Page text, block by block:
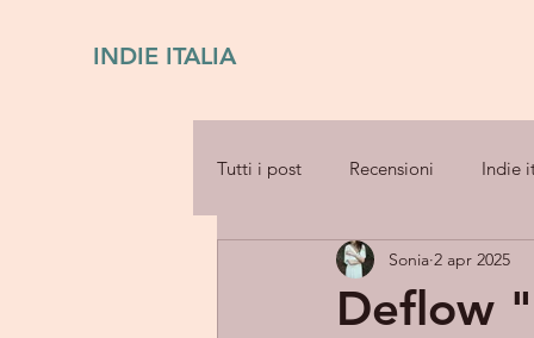
INDIE ITALIA
Tutti i post Recensioni Indie
Deflow
Sonia 2 apr 2025